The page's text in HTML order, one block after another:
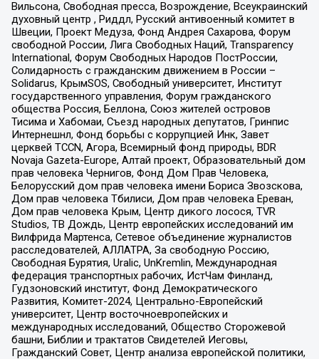
Вильсона, Свободная пресса, Возрождение, Всеукраинский
духовный центр , Риддл, Русский антивоенный комитет в
Швеции, Проект Медуза, Фонд Андрея Сахарова, Форум
свободной России, Лига Свободных Наций, Transparеncy
International, Форум Свободных Народов ПостРоссии,
Солидарность с гражданским движением в России –
Solidarus, КрымSOS, Свободный университет, Институт
государственного управления, Форум гражданского
общества Россия, Беллона, Союз жителей островов
Тисима и Хабомаи, Съезд народных депутатов, Гринпис
Интернешнл, Фонд борьбы с коррупцией Инк, Завет
церквей TCCN, Агора, Всемирный фонд природы, BDR
Novaja Gazeta-Europe, Алтай проект, Образовательный дом
прав человека Чернигов, Фонд Дом Прав Человека,
Белорусский дом прав человека имени Бориса Звозскова,
Дом прав человека Тбилиси, Дом прав человека Ереван,
Дом прав человека Крым, Центр дикого лосося, TVR
Studios, ТВ Дождь, Центр европейских исследований им
Вилфрида Мартенса, Сетевое объединение журналистов
расследователей, АЛЛАТРА, За свободную Россию,
Свободная Бурятия, Uralic, UnKremlin, Международная
федерация транспортных рабочих, ИстЧам Финланд,
Гудзоновский институт, Фонд Демократического
Развития, Комитет-2024, Центрально-Европейский
университет, Центр восточноевропейских и
международных исследований, Общество Сторожевой
башни, Библии и трактатов Свидетелей Иеговы,
Гражданский Совет, Центр анализа европейской политики,